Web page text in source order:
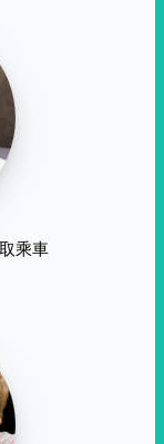
乘車